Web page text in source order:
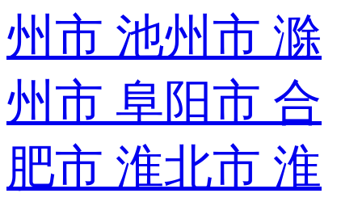
州市 池州市 滁
州市 阜阳市 合
肥市 淮北市 淮